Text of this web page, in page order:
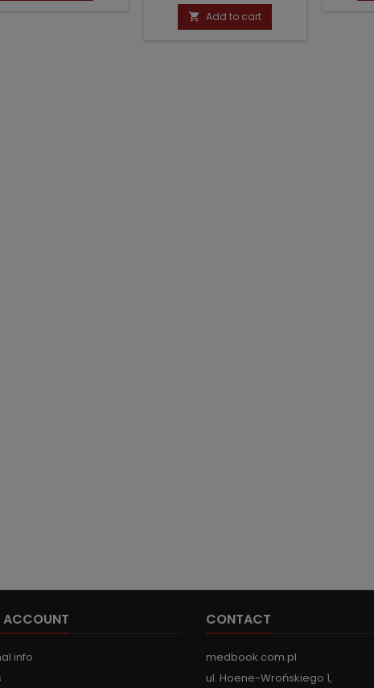
price
 Add to cart
ACCOUNT
info
CONTACT
medbook.com.pl
ul. Hoene-Wrońskiego 1,